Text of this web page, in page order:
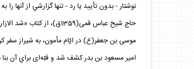
نوشتار - بدون تأييد يا رد - تنها گزارشي از آنها
موسى بن جعفر(ع) در ايّام مأمون، به شيراز سفر
امير مسعود بن بدر كشف شد و قبّه‌اى براي آن